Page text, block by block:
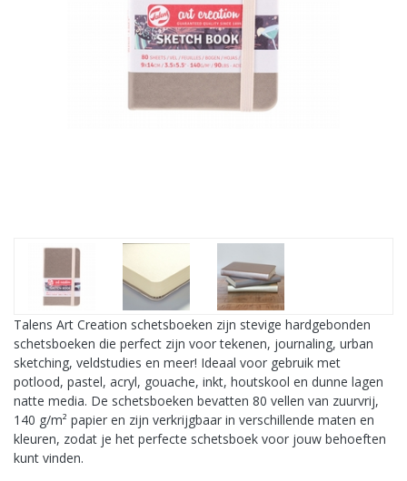
Talens Art Creation schetsboeken zijn stevige hardgebonden
schetsboeken die perfect zijn voor tekenen, journaling, urban
sketching, veldstudies en meer! Ideaal voor gebruik met
potlood, pastel, acryl, gouache, inkt, houtskool en dunne lagen
natte media. De schetsboeken bevatten 80 vellen van zuurvrij,
140 g/m² papier en zijn verkrijgbaar in verschillende maten en
kleuren, zodat je het perfecte schetsboek voor jouw behoeften
kunt vinden.